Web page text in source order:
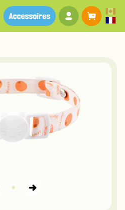
Votre compte
Accessoires
Panier